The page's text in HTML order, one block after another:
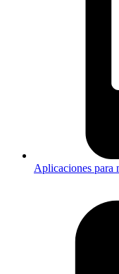
Aplicaciones para